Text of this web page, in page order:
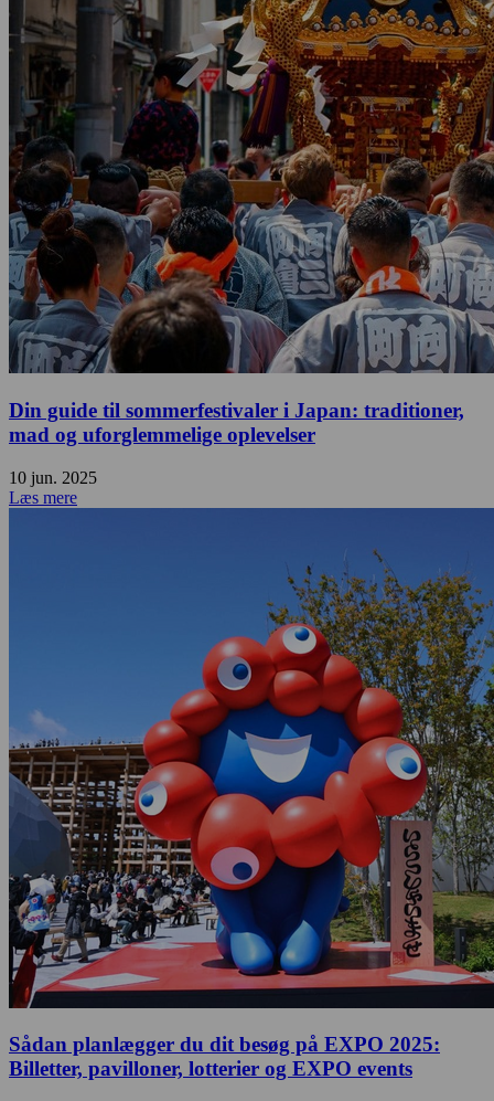
Din guide til sommerfestivaler i Japan: traditioner,
mad og uforglemmelige oplevelser
10 jun. 2025
Læs mere
Sådan planlægger du dit besøg på EXPO 2025:
Billetter, pavilloner, lotterier og EXPO events